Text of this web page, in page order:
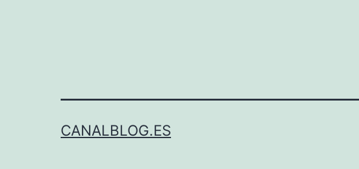
CANALBLOG.ES